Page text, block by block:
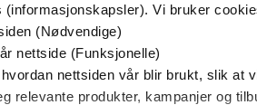
Vi bruker
(Nødvendige)
nettside (Funksjonelle)
nettsiden vår blir brukt, slik at
relevante produkter, kampanjer og